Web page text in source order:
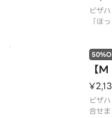
ピザ
「ほ
【
ピザ
合せ